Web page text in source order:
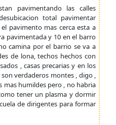
pavimentando las calles
total pavimentar
pavimento mas cerca esta a
pavimentada y 10 en el barro
camina por el barrio se va a
de lona, techos hechos con
, casas precarias y en los
verdaderos montes , digo ,
mas humildes pero , no habria
tener un plasma y dormir
de dirigentes para formar